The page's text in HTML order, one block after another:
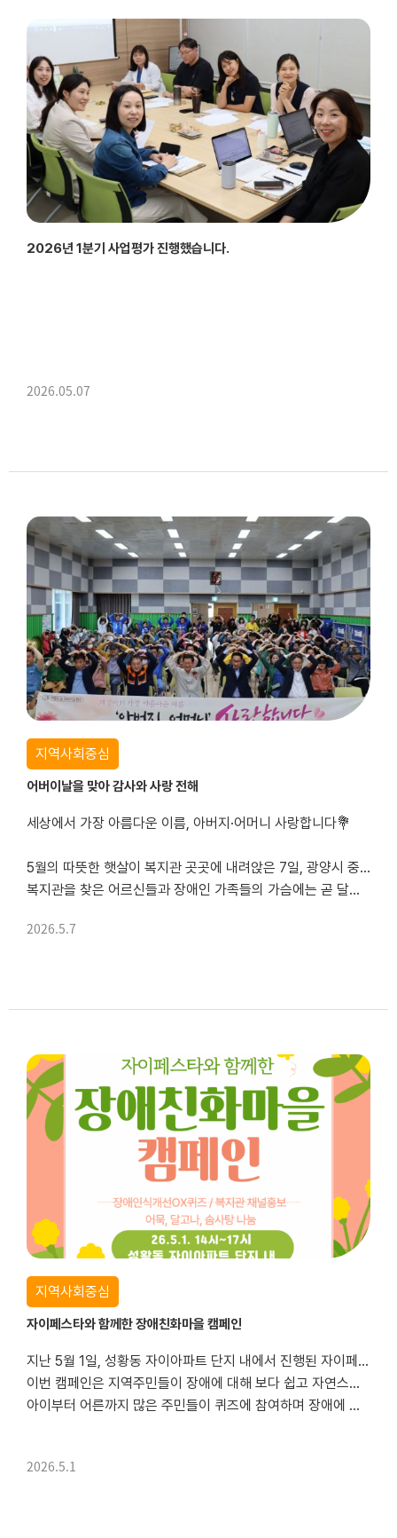
2026년 5월 8일, 장애인숲체험교육사업 **‘에코원정대’**가 진행되었습니다. 이번 사업은 산림청, 한국산림복지진흥원, 복권위원회의 지원을 받아 복권기금으로 진행되는 사업으로, 총 35명의 참여자와 함께 순천으로...
2026년 1분기 사업평가 진행했습니다.
2026.05.07
지역사회중심
어버이날을 맞아 감사와 사랑 전해
세상에서 가장 아름다운 이름, 아버지·어머니 사랑합니다💐
5월의 따뜻한 햇살이 복지관 곳곳에 내려앉은 7일, 광양시 중마장애인복지관에는 평소보다 조금 더 특별한 설렘이 감돌았습니다.
복지관을 찾은 어르신들과 장애인 가족들의 가슴에는 곧 달리게 될 카네이션처럼 붉고 따뜻한 마음이 피어나고 있었습니다.
이날 광양시 ...
2026.5.7
지역사회중심
자이페스타와 함께한 장애친화마을 캠페인
지난 5월 1일, 성황동 자이아파트 단지 내에서 진행된 자이페스타에서 장애친화마을 캠페인을 진행했습니다. 🌈
이번 캠페인은 지역주민들이 장애에 대해 보다 쉽고 자연스럽게 이해할 수 있도록 장애인식개선 OX퀴즈를 통해
아이부터 어른까지 많은 주민들이 퀴즈에 참여하며 장애에 대한 생각을 나누고, 참여한분들에게는 소정의 선물도 전달해 즐거움을 더했습니...
2026.5.1